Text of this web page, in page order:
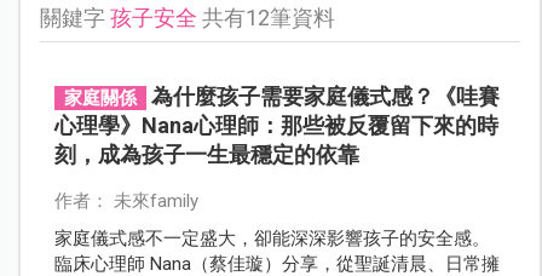
關鍵字孩子安全 共有12筆資料
家庭關係
為什麼孩子需要家庭儀式感？《哇賽
心理學》Nana心理師：那些被反覆留下來的時
刻，成為孩子一生最穩定的依靠
作者： 未來family
家庭儀式感不一定盛大，卻能深深影響孩子的安全感。
臨床心理師 Nana（蔡佳璇）分享，從聖誕清晨、日常擁